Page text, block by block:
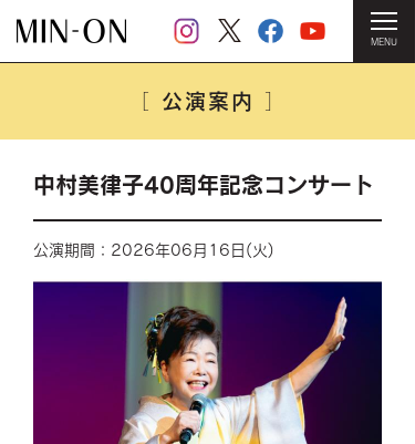
MENU
［ 公演案内 ］
中村美律子40周年記念コンサート
公演期間：2026年06月16日(火)